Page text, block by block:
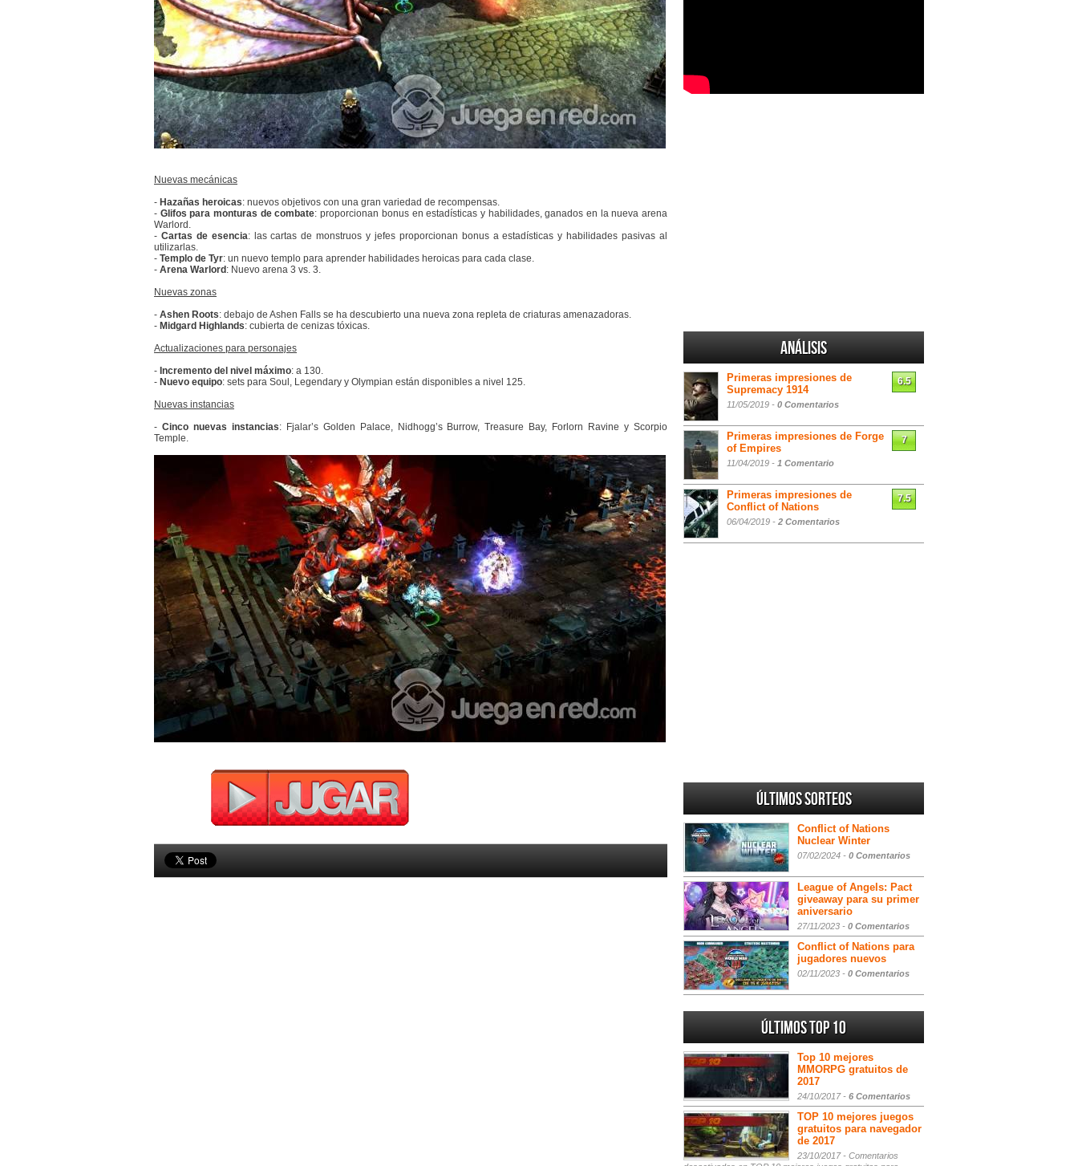
Nuevas mecánicas
- Hazañas heroicas: nuevos objetivos con una gran variedad de recompensas.
- Glifos para monturas de combate: proporcionan bonus en estadísticas y habilidades, ganados en la nueva arena
Warlord.
- Cartas de esencia: las cartas de monstruos y jefes proporcionan bonus a estadísticas y habilidades pasivas al
utilizarlas.
- Templo de Tyr: un nuevo templo para aprender habilidades heroicas para cada clase.
- Arena Warlord : Nuevo arena 3 vs. 3.
Nuevas zonas
- Ashen Roots: debajo de Ashen Falls se ha descubierto una nueva zona repleta de criaturas amenazadoras.
- Midgard Highlands: cubierta de cenizas tóxicas.
Actualizaciones para personajes
- Incremento del nivel máximo: a 130.
- Nuevo equipo: sets para Soul, Legendary y Olympian están disponibles a nivel 125.
Nuevas instancias
- Cinco nuevas instancias: Fjalar’s Golden Palace, Nidhogg’s Burrow, Treasure Bay, Forlorn Ravine y Scorpio
Temple.
Análisis
Primeras impresiones de
Supremacy 1914
11/05/2019 - 0 Comentarios
6.5
Primeras impresiones de Forge
of Empires
11/04/2019 - 1 Comentario
7
Primeras impresiones de
Conflict of Nations
06/04/2019 - 2 Comentarios
7.5
Últimos sorteos
Conflict of Nations
Nuclear Winter
07/02/2024 - 0 Comentarios
League of Angels: Pact
giveaway para su primer
aniversario
27/11/2023 - 0 Comentarios
Conflict of Nations para
jugadores nuevos
02/11/2023 - 0 Comentarios
Últimos Top 10
Top 10 mejores
MMORPG gratuitos de
2017
24/10/2017 - 6 Comentarios
TOP 10 mejores juegos
gratuitos para navegador
de 2017
23/10/2017 - Comentarios